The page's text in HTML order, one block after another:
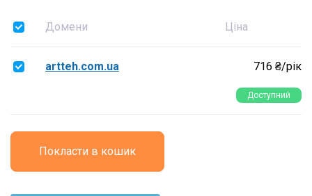
Домени Ціна
artteh.com.ua 716 ₴/рік
Доступний
Покласти в кошик